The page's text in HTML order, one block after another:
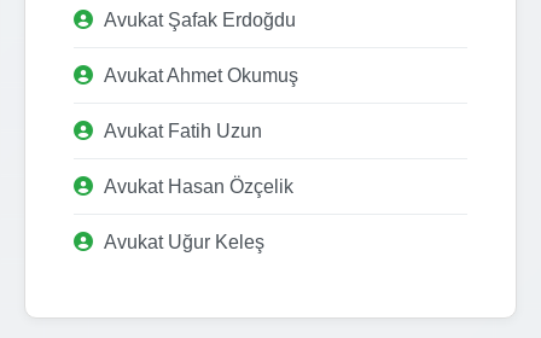
Avukat Şafak Erdoğdu
Avukat Ahmet Okumuş
Avukat Fatih Uzun
Avukat Hasan Özçelik
Avukat Uğur Keleş